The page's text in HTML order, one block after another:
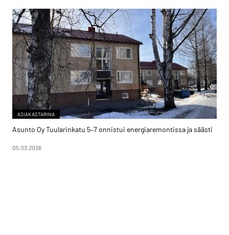
ASIAKASTARINA
Asunto Oy Tuularinkatu 5–7 onnistui energiaremontissa ja säästi
05.03.2026